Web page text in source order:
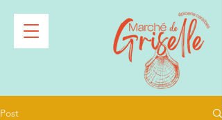
Post